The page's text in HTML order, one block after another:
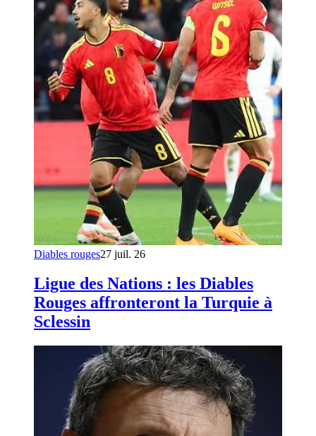
Diables rouges27 juil. 26
Ligue des Nations : les Diables
Rouges affronteront la Turquie à
Sclessin